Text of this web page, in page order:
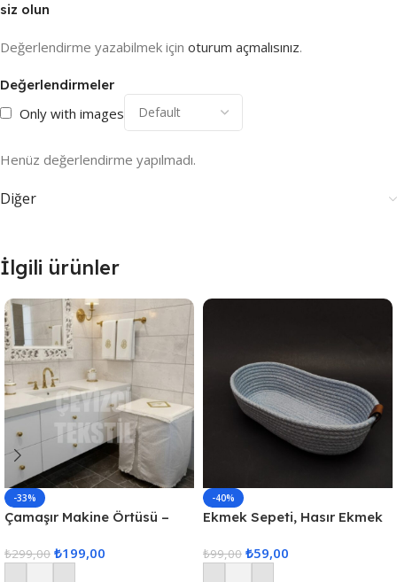
Değerlendirmeler
Only with images
Henüz değerlendirme yapılmadı.
siz olun
Değerlendirme yazabilmek için oturum açmalısınız.
Diğer
İlgili ürünler
-33%
Çamaşır Makine Örtüsü –
₺299,00 ₺199,00
-40%
Ekmek Sepeti, Hasır Ekmek
Gri
₺99,00 ₺59,00